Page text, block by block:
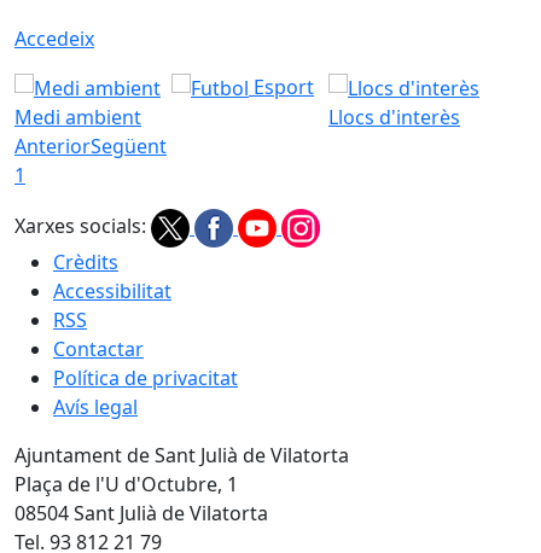
Accedeix
Medi ambient
Esport
Llocs d'interès
AnteriorSegüent
1
Xarxes socials:
Crèdits
Accessibilitat
RSS
Contactar
Política de privacitat
Avís legal
Ajuntament de Sant Julià de Vilatorta
Plaça de l'U d'Octubre, 1
08504 Sant Julià de Vilatorta
Tel. 93 812 21 79